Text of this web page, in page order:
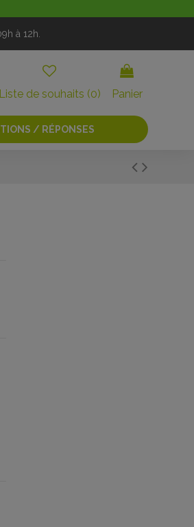
à 12h.
Liste de souhaits (0) Panier
/ RÉPONSES